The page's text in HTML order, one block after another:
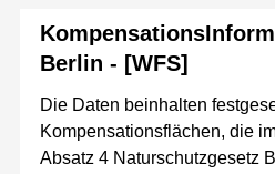
Berlin - [WFS]
Die Daten beinhalten
Kompensationsflächen, die
Absatz 4 Naturschutzgesetz